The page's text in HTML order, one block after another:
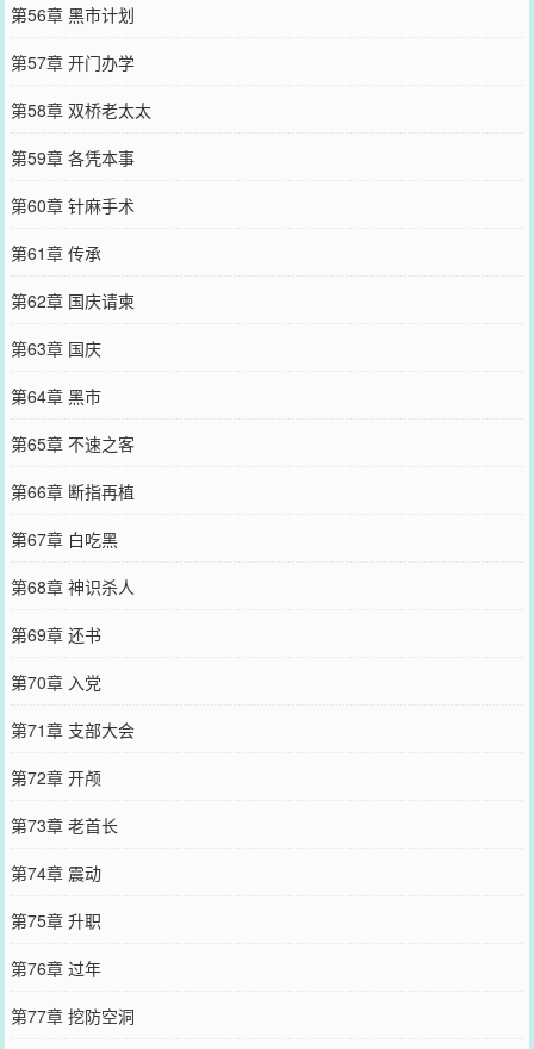
第56章 黑市计划
第57章 开门办学
第58章 双桥老太太
第59章 各凭本事
第60章 针麻手术
第61章 传承
第62章 国庆请柬
第63章 国庆
第64章 黑市
第65章 不速之客
第66章 断指再植
第67章 白吃黑
第68章 神识杀人
第69章 还书
第70章 入党
第71章 支部大会
第72章 开颅
第73章 老首长
第74章 震动
第75章 升职
第76章 过年
第77章 挖防空洞